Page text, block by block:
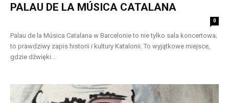
PALAU DE LA MÚSICA CATALANA
0
Palau de la Música Catalana w Barcelonie to nie tylko sala koncertowa;
to prawdziwy zapis historii i kultury Katalonii. To wyjątkowe miejsce,
gdzie dźwięki...